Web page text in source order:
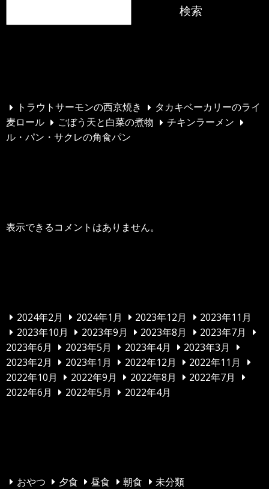
検索
トラウトサーモンの西京焼き
タカキベーカリーのライ
麦ロール
ごぼう天と白菜の煮物
チキンラーメン
ル・パン・サクレの角食パン
表示できるコメントはありません。
2024年2月 2024年1月 2023年12月
2023年11月
2023年10月
2023年9月 2023年8月
2023年7月
2023年6月
2023年5月 2023年4月
2023年3月
2023年2月
2023年1月 2022年12月
2022年11月
2022年10月
2022年9月 2022年8月
2022年7月
2022年6月
2022年5月 2022年4月
おやつ 夕食 昼食 朝食 未分類